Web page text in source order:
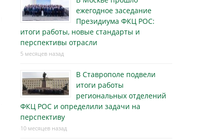
ежегодное заседание
Президиума ФКЦ РОС:
итоги работы, новые стандарты и
перспективы отрасли
5 месяцев назад
В Ставрополе подвели
итоги работы
региональных отделений
ФКЦ РОС и определили задачи на
перспективу
10 месяцев назад